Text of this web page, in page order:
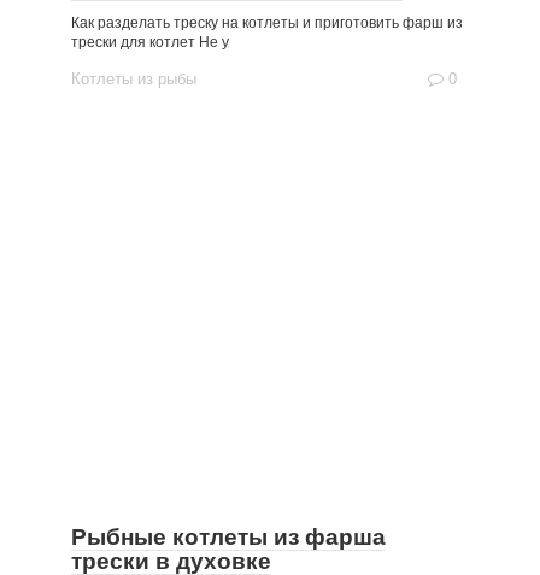
Как разделать треску на котлеты и приготовить фарш из
трески для котлет Не у
Котлеты из рыбы 0
Рыбные котлеты из фарша
трески в духовке